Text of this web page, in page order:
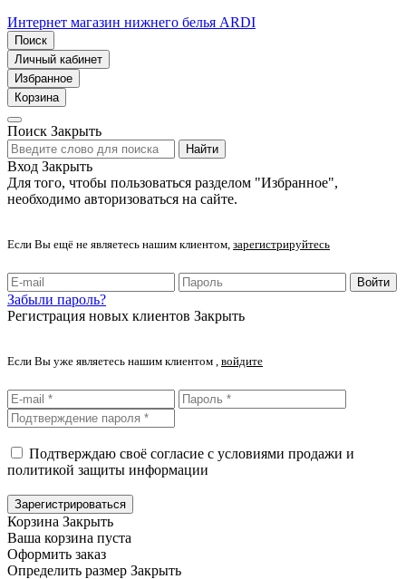
Интернет магазин нижнего белья ARDI
Поиск
Личный кабинет
Избранное
Корзина
Поиск Закрыть
Найти
Вход Закрыть
Для того, чтобы пользоваться разделом "Избранное",
необходимо авторизоваться на сайте.
Если Вы ещё не являетесь нашим клиентом, зарегистрируйтесь
Войти
Забыли пароль?
Регистрация новых клиентов Закрыть
Если Вы уже являетесь нашим клиентом , войдите
Подтверждаю своё согласие с условиями продажи и
политикой защиты информации
Зарегистрироваться
Корзина Закрыть
Ваша корзина пуста
Оформить заказ
Определить размер Закрыть